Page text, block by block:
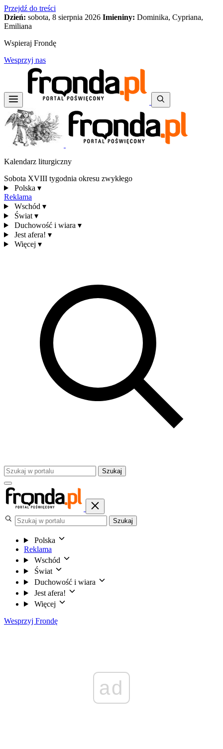
Przejdź do treści
Dzień: sobota, 8 sierpnia 2026 Imieniny: Dominika, Cypriana,
Emiliana
Wspieraj Frondę
Wesprzyj nas
Kalendarz liturgiczny
Sobota XVIII tygodnia okresu zwykłego
Polska ▾
Reklama
Wschód ▾
Świat ▾
Duchowość i wiara ▾
Jest afera! ▾
Więcej ▾
Szukaj
Szukaj
Polska
Reklama
Wschód
Świat
Duchowość i wiara
Jest afera!
Więcej
Wesprzyj Frondę
ad